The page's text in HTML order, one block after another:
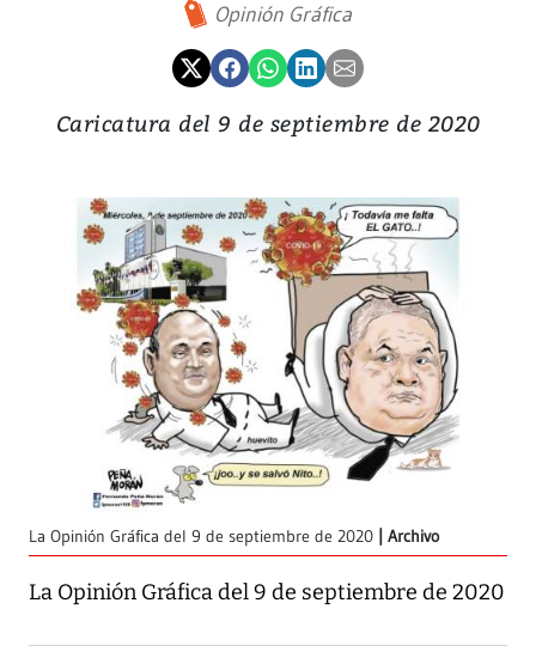
Opinión Gráfica
Caricatura del 9 de septiembre de 2020
La Opinión Gráfica del 9 de septiembre de 2020 Archivo
La Opinión Gráfica del 9 de septiembre de 2020